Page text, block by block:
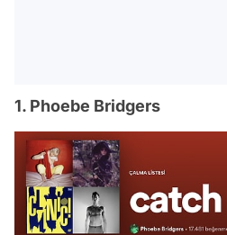
1. Phoebe Bridgers